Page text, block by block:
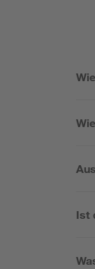
Ist